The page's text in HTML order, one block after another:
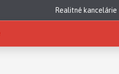
Realitné kancelárie